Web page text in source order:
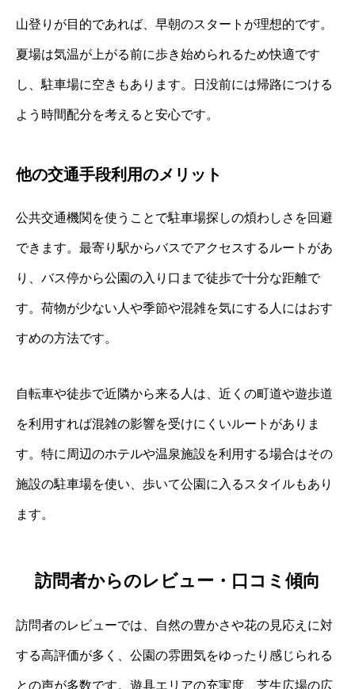
山登りが目的であれば、早朝のスタートが理想的です。
夏場は気温が上がる前に歩き始められるため快適です
し、駐車場に空きもあります。日没前には帰路につける
よう時間配分を考えると安心です。
他の交通手段利用のメリット
公共交通機関を使うことで駐車場探しの煩わしさを回避
できます。最寄り駅からバスでアクセスするルートがあ
り、バス停から公園の入り口まで徒歩で十分な距離で
す。荷物が少ない人や季節や混雑を気にする人にはおす
すめの方法です。
自転車や徒歩で近隣から来る人は、近くの町道や遊歩道
を利用すれば混雑の影響を受けにくいルートがありま
す。特に周辺のホテルや温泉施設を利用する場合はその
施設の駐車場を使い、歩いて公園に入るスタイルもあり
ます。
訪問者からのレビュー・口コミ傾向
訪問者のレビューでは、自然の豊かさや花の見応えに対
する高評価が多く、公園の雰囲気をゆったり感じられる
との声が多数です。遊具エリアの充実度、芝生広場の広